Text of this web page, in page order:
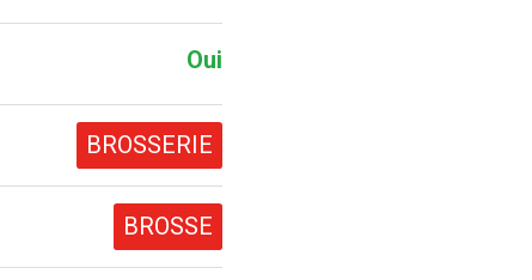
Oui
BROSSERIE
BROSSE